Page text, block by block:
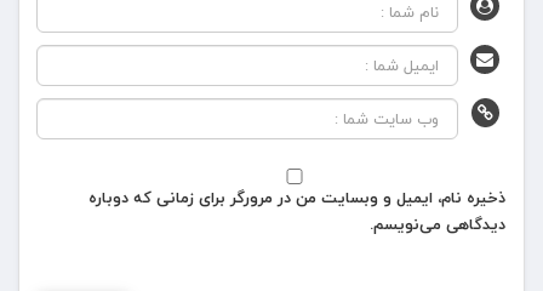
ذخیره نام، ایمیل و وبسایت من در مرورگر برای زمانی که دوباره
دیدگاهی می‌نویسم.